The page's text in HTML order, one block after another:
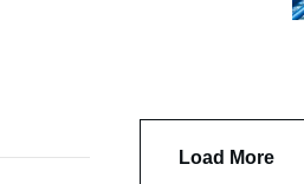
Load More